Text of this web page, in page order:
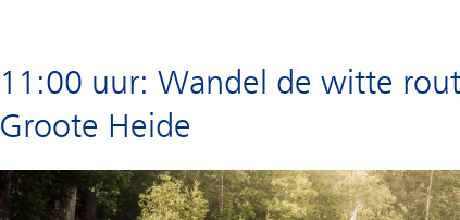
11:00 uur: Wandel de witte
Groote Heide